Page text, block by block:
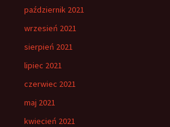
październik 2021
wrzesień 2021
sierpień 2021
lipiec 2021
czerwiec 2021
maj 2021
kwiecień 2021